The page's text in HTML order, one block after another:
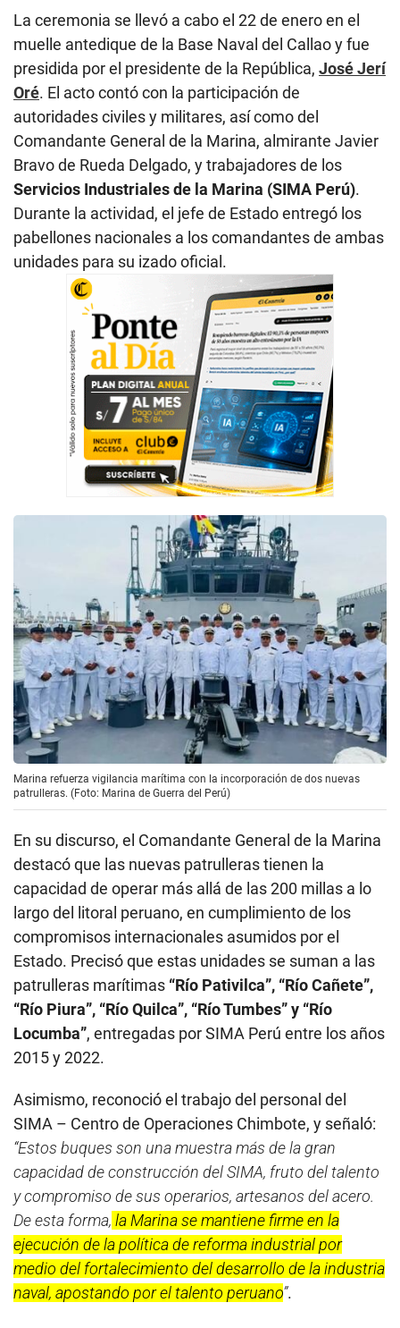
La ceremonia se llevó a cabo el 22 de enero en el
muelle antedique de la Base Naval del Callao y fue
presidida por el presidente de la República, José Jerí
Oré. El acto contó con la participación de
autoridades civiles y militares, así como del
Comandante General de la Marina, almirante Javier
Bravo de Rueda Delgado, y trabajadores de los
Servicios Industriales de la Marina (SIMA Perú).
Durante la actividad, el jefe de Estado entregó los
pabellones nacionales a los comandantes de ambas
unidades para su izado oficial.
Marina refuerza vigilancia marítima con la incorporación de dos nuevas
patrulleras. (Foto: Marina de Guerra del Perú)
En su discurso, el Comandante General de la Marina
destacó que las nuevas patrulleras tienen la
capacidad de operar más allá de las 200 millas a lo
largo del litoral peruano, en cumplimiento de los
compromisos internacionales asumidos por el
Estado. Precisó que estas unidades se suman a las
patrulleras marítimas “Río Pativilca”, “Río Cañete”,
“Río Piura”, “Río Quilca”, “Río Tumbes” y “Río
Locumba”, entregadas por SIMA Perú entre los años
2015 y 2022.
Asimismo, reconoció el trabajo del personal del
SIMA – Centro de Operaciones Chimbote, y señaló:
“Estos buques son una muestra más de la gran
capacidad de construcción del SIMA, fruto del talento
y compromiso de sus operarios, artesanos del acero.
De esta forma, la Marina se mantiene firme en la
ejecución de la política de reforma industrial por
medio del fortalecimiento del desarrollo de la industria
naval, apostando por el talento peruano”.